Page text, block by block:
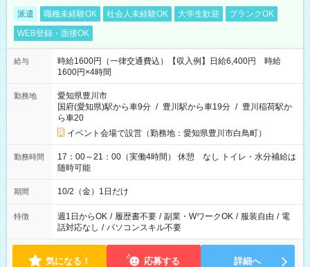
派遣 職種未経験OK 社会人未経験OK 大学生歓迎
ブランクOK
WEB登録・面接OK
給与
時給1600円（一律交通費込）【収入例】日給6,400円 時給
1600円×4時間
勤務地
愛知県豊川市
国府(愛知県)駅から車9分 / 豊川駅から車19分 / 豊川稲荷駅か
ら車20
イベント会場で設営（勤務地：愛知県豊川市白鳥町）
勤務時間
17：00～21：00（実働4時間） 休憩 なし トイレ・水分補給は
随時可能
期間 10/2（金）1日だけ
特徴 週1日からOK / 履歴書不要 / 副業・WワークOK / 服装自由 / 電
話対応なし / パソコンスキル不要
気になる！ 応募する 詳細へ